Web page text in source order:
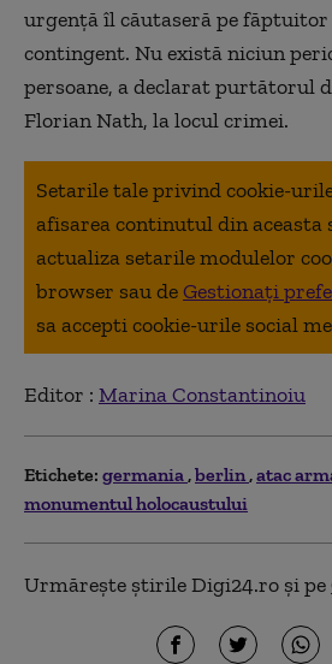
urgență îl căutaseră pe făptuitor
contingent. Nu există niciun
persoane, a declarat purtătorul
Florian Nath, la locul crimei.
Setarile tale privind cookie-
afisarea continutul din aceasta
actualiza setarile modulelor
browser sau deGestionați
sa accepti cookie-urile social
Editor : Marina Constantinoiu
Etichete: germania berlin atac
monumentul holocaustului
Urmărește știrile Digi24.ro și pe